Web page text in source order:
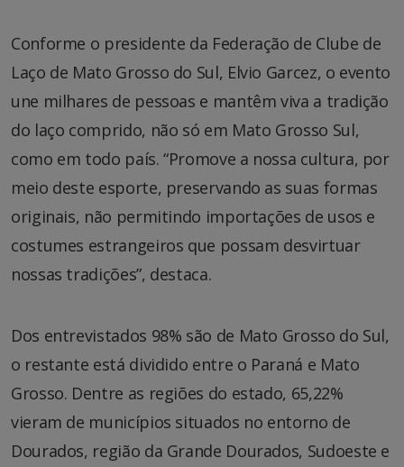
Conforme o presidente da Federação de Clube de
Laço de Mato Grosso do Sul, Elvio Garcez, o evento
une milhares de pessoas e mantêm viva a tradição
do laço comprido, não só em Mato Grosso Sul,
como em todo país. “Promove a nossa cultura, por
meio deste esporte, preservando as suas formas
originais, não permitindo importações de usos e
costumes estrangeiros que possam desvirtuar
nossas tradições”, destaca.
Dos entrevistados 98% são de Mato Grosso do Sul,
o restante está dividido entre o Paraná e Mato
Grosso. Dentre as regiões do estado, 65,22%
vieram de municípios situados no entorno de
Dourados, região da Grande Dourados, Sudoeste e